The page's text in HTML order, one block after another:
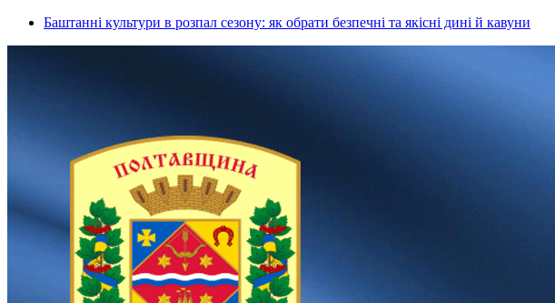
Баштанні культури в розпал сезону: як обрати безпечні та якісні дині й кавуни